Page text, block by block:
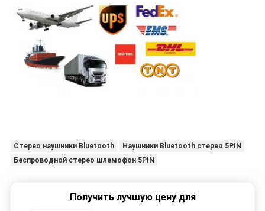
Стерео наушники Bluetooth
Наушники Bluetooth стерео 5PIN
Беспроводной стерео шлемофон 5PIN
Получить лучшую цену для